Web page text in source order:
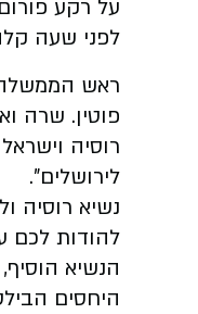
על רקע
לפני שעה
ראש הממשלה
פוטין. שרה
רוסיה
לירושלים".
נשיא רוסיה
להודות לכם
הנשיא
היחסים